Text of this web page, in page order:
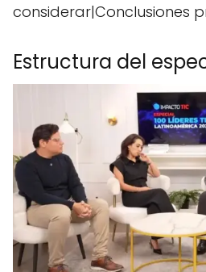
considerar|Conclusiones
Estructura del